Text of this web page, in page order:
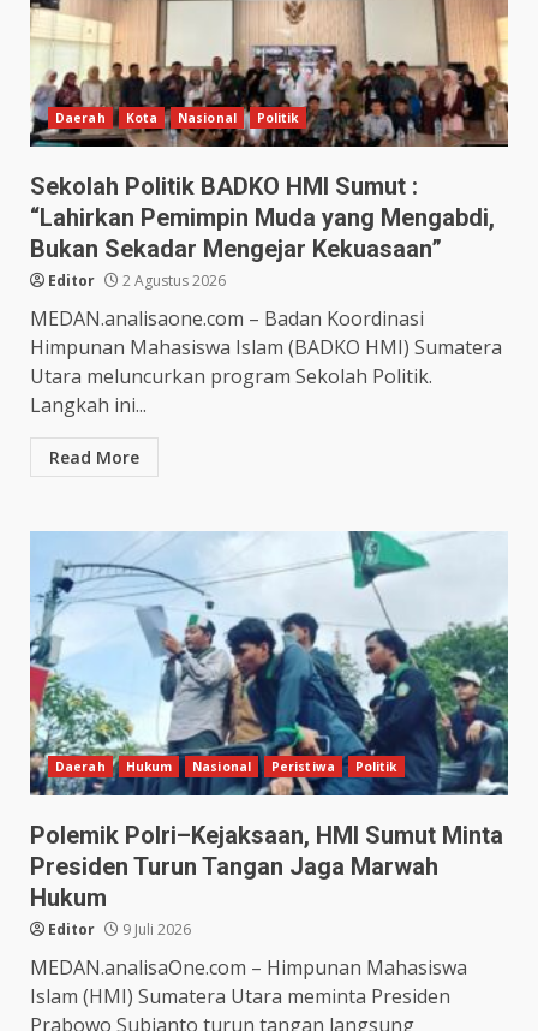
Daerah Kota Nasional Politik
Sekolah Politik BADKO HMI Sumut :
“Lahirkan Pemimpin Muda yang Mengabdi,
Bukan Sekadar Mengejar Kekuasaan”
Editor 2 Agustus 2026
MEDAN.analisaone.com – Badan Koordinasi
Himpunan Mahasiswa Islam (BADKO HMI) Sumatera
Utara meluncurkan program Sekolah Politik.
Langkah ini...
Read More
Daerah Hukum Nasional Peristiwa Politik
Polemik Polri–Kejaksaan, HMI Sumut Minta
Presiden Turun Tangan Jaga Marwah
Hukum
Editor 9 Juli 2026
MEDAN.analisaOne.com – Himpunan Mahasiswa
Islam (HMI) Sumatera Utara meminta Presiden
Prabowo Subianto turun tangan langsung